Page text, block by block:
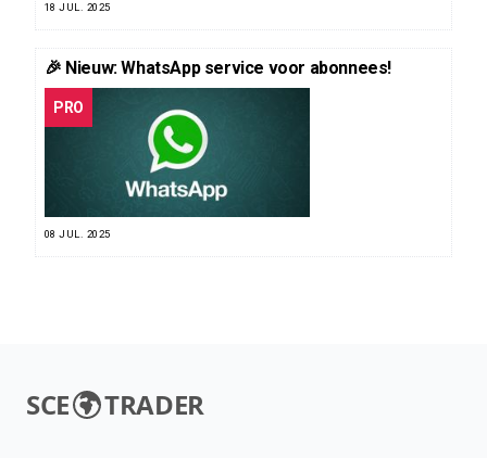
18 JUL. 2025
🎉 Nieuw: WhatsApp service voor abonnees!
PRO
08 JUL. 2025
SCE TRADER